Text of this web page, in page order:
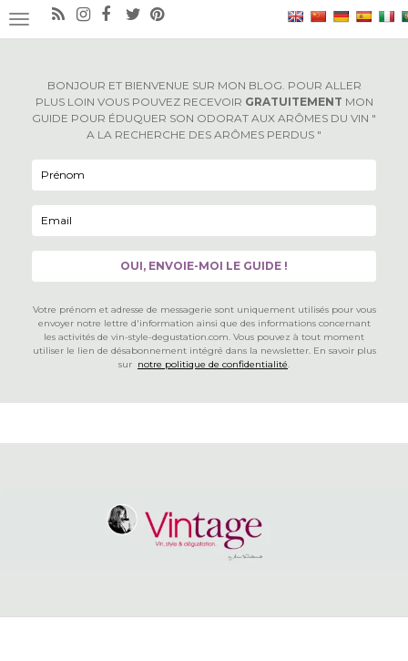
×
BONJOUR ET BIENVENUE SUR MON BLOG. POUR ALLER
PLUS LOIN VOUS POUVEZ RECEVOIR GRATUITEMENT MON
GUIDE POUR ÉDUQUER SON ODORAT AUX ARÔMES DU VIN "
A LA RECHERCHE DES ARÔMES PERDUS "
Votre prénom et adresse de messagerie sont uniquement utilisés pour vous
envoyer notre lettre d'information ainsi que des informations concernant
les activités de vin-style-degustation.com. Vous pouvez à tout moment
utiliser le lien de désabonnement intégré dans la newsletter. En savoir plus
sur notre politique de confidentialité.
OUVRIR/FERMER LA NAVIGATION